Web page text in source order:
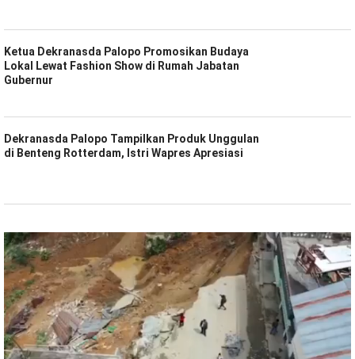
Ketua Dekranasda Palopo Promosikan Budaya
Lokal Lewat Fashion Show di Rumah Jabatan
Gubernur
Dekranasda Palopo Tampilkan Produk Unggulan
di Benteng Rotterdam, Istri Wapres Apresiasi
Pemutar
Video